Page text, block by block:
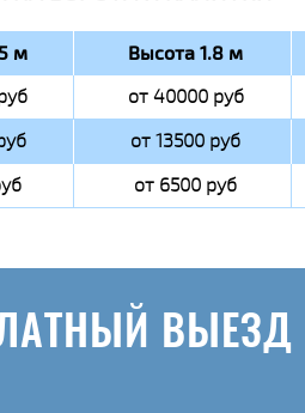
м Высота 1.8 м
от 40000 руб
от 13500 руб
от 6500 руб